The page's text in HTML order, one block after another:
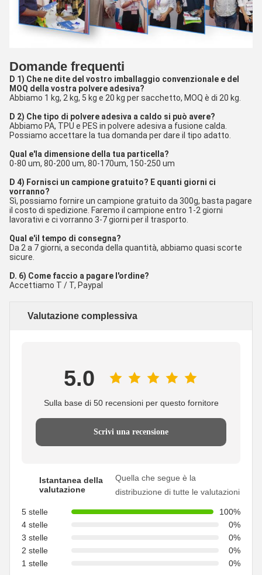
Domande frequenti
D 1) Che ne dite del vostro imballaggio convenzionale e del
MOQ della vostra polvere adesiva?
Abbiamo 1 kg, 2 kg, 5 kg e 20 kg per sacchetto, MOQ è di 20 kg.
D 2) Che tipo di polvere adesiva a caldo si può avere?
Abbiamo PA, TPU e PES in polvere adesiva a fusione calda.
Possiamo accettare la tua domanda per dare il tipo adatto.
Qual e'la dimensione della tua particella?
0-80 um, 80-200 um, 80-170um, 150-250 um
D 4) Fornisci un campione gratuito? E quanti giorni ci
vorranno?
Sì, possiamo fornire un campione gratuito da 300g, basta pagare
il costo di spedizione. Faremo il campione entro 1-2 giorni
lavorativi e ci vorranno 3-7 giorni per il trasporto.
Qual e'il tempo di consegna?
Da 2 a 7 giorni, a seconda della quantità, abbiamo quasi scorte
sicure.
D. 6) Come faccio a pagare l'ordine?
Accettiamo T / T, Paypal
Valutazione complessiva
5.0
Sulla base di 50 recensioni per questo fornitore
Scrivi una recensione
Istantanea della
valutazione
Quella che segue è la
distribuzione di tutte le valutazioni
5 stelle
100%
4 stelle
0%
3 stelle
0%
2 stelle
0%
1 stelle
0%